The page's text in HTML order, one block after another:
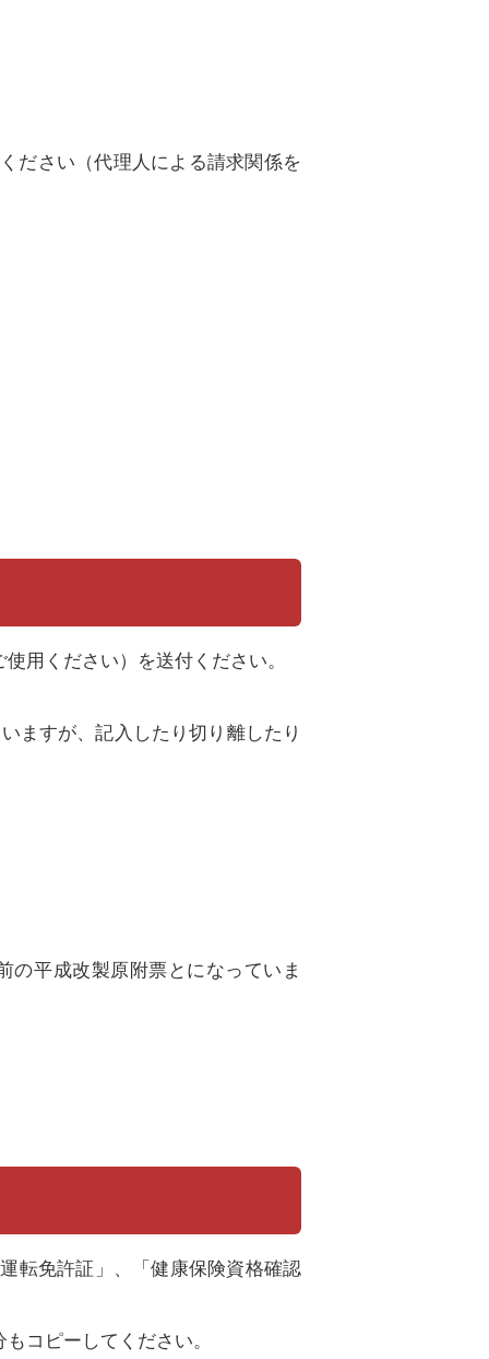
ださい（代理人による請求関係を
用ください）を送付ください。
ますが、記入したり切り離したり
の平成改製原附票とになっていま
転免許証」、「健康保険資格確認
コピーしてください。